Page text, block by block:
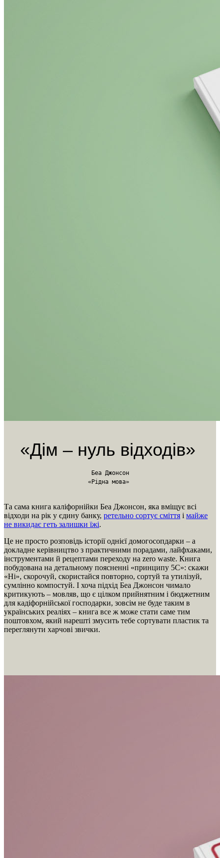
«Дім – нуль відходів»
Беа Джонсон
«Рідна мова»
Та сама книга каліфорнійки Беа Джонсон, яка вміщує всі
відходи на рік у єдину банку, ретельно сортує сміття і майже
не викидає геть залишки їжі.
Це не просто розповідь історії однієї домогосопдарки – а
докладне керівництво з практичними порадами, лайфхаками,
інструментами й рецептами переходу на zero waste. Книга
побудована на детальному поясненні «принципу 5С»: скажи
«Ні», скорочуй, скористайся повторно, сортуй та утилізуй,
сумлінно компостуй. І хоча підхід Беа Джонсон чимало
критикують – мовляв, що є цілком прийнятним і бюджетним
для кадіфорнійської господарки, зовсім не буде таким в
українських реаліях – книга все ж може стати саме тим
поштовхом, який нарешті змусить тебе сортувати пластик та
переглянути харчові звички.